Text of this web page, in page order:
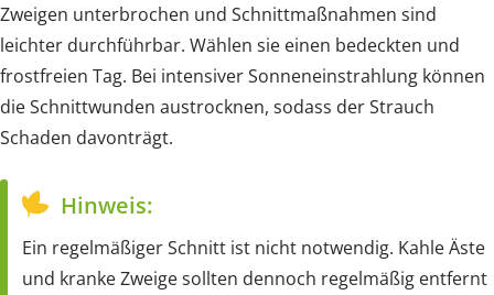
Zweigen unterbrochen und Schnittmaßnahmen sind
leichter durchführbar. Wählen sie einen bedeckten und
frostfreien Tag. Bei intensiver Sonneneinstrahlung können
die Schnittwunden austrocknen, sodass der Strauch
Schaden davonträgt.
Hinweis:
Ein regelmäßiger Schnitt ist nicht notwendig. Kahle Äste
und kranke Zweige sollten dennoch regelmäßig entfernt